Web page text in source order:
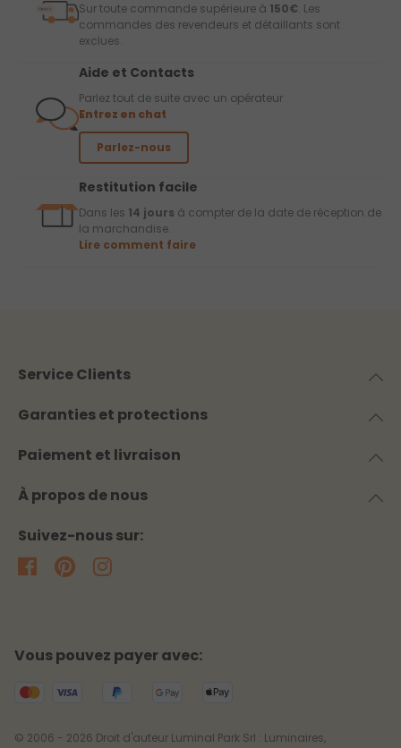
Sur toute commande supérieure à 150€. Les
commandes des revendeurs et détaillants sont
exclues.
Aide et Contacts
Parlez tout de suite avec un opérateur
Entrez en chat
Parlez-nous
Restitution facile
Dans les 14 jours à compter de la date de réception de
la marchandise.
Lire comment faire
Service Clients
Garanties et protections
Paiement et livraison
À propos de nous
Suivez-nous sur:
Vous pouvez payer avec:
© 2006 - 2026 Droit d'auteur Luminal Park Srl : Luminaires,